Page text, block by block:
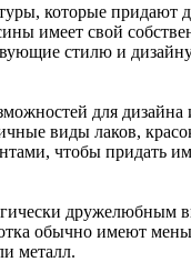
которые придают
имеет свой
стилю и
для
виды лаков,
чтобы придать
дружелюбным
обычно имеют
металл.